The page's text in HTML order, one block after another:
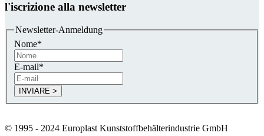
l'iscrizione alla newsletter
Newsletter-Anmeldung
Nome*
E-mail*
© 1995 - 2024 Europlast Kunststoffbehälterindustrie GmbH